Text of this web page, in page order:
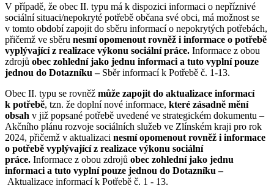
V případě, že obec II. typu má k dispozici informaci o nepříznivé
sociální situaci/nepokryté potřebě občana své obci, má možnost se
v tomto období zapojit do sběru informací o nepokrytých potřebách,
přičemž ve sběru nesmí opomenout rovněž i informace o potřebě
vyplývající z realizace výkonu sociální práce. Informace z obou
zdrojů obec zohlední jako jednu informaci a tuto vyplní pouze
jednou do Dotazníku – Sběr informací k Potřebě č. 1-13.
Obec II. typu se rovněž může zapojit do aktualizace informací
k potřebě, tzn. že doplní nové informace, které zásadně mění
obsah v již popsané potřebě uvedené ve strategickém dokumentu –
Akčního plánu rozvoje sociálních služeb ve Zlínském kraji pro rok
2024, přičemž v aktualizaci nesmí opomenout rovněž i informace
o potřebě vyplývající z realizace výkonu sociální
práce. Informace z obou zdrojů obec zohlední jako jednu
informaci a tuto vyplní pouze jednou do Dotazníku –
Aktualizace informací k Potřebě č. 1 - 13.